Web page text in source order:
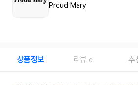
Proud Mary
상품정보 리뷰 0 추